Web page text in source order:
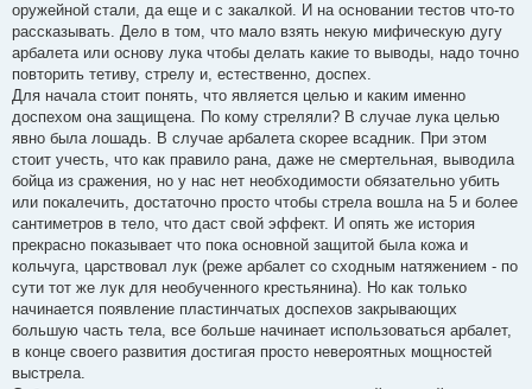
оружейной стали, да еще и с закалкой. И на основании тестов что-то
рассказывать. Дело в том, что мало взять некую мифическую дугу
арбалета или основу лука чтобы делать какие то выводы, надо точно
повторить тетиву, стрелу и, естественно, доспех.
Для начала стоит понять, что является целью и каким именно
доспехом она защищена. По кому стреляли? В случае лука целью
явно была лошадь. В случае арбалета скорее всадник. При этом
стоит учесть, что как правило рана, даже не смертельная, выводила
бойца из сражения, но у нас нет необходимости обязательно убить
или покалечить, достаточно просто чтобы стрела вошла на 5 и более
сантиметров в тело, что даст свой эффект. И опять же история
прекрасно показывает что пока основной защитой была кожа и
кольчуга, царствовал лук (реже арбалет со сходным натяжением - по
сути тот же лук для необученного крестьянина). Но как только
начинается появление пластинчатых доспехов закрывающих
большую часть тела, все больше начинает использоваться арбалет,
в конце своего развития достигая просто невероятных мощностей
выстрела.